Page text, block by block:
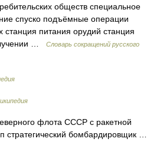
обществ специальное
спуско подъёмные операции
станция питания орудий станция
…
Словарь сокращений русского
флота СССР с ракетной
стратегический бомбардировщик …